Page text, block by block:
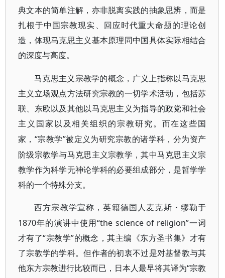
典文本的简单注解，亦非脱离实践的抽象思辨，而是
扎根于中国宗教现实、回应时代重大命题的理论创
造，体现马克思主义基本原理同中国具体实际相结合
的深度与高度。
马克思主义宗教学的概念，广义上指称以马克思
主义立场观点方法研究宗教的一切学术活动，包括苏
联、东欧以及其他以马克思主义为指导的政党和社会
主义国家以及相关组织的宗教研究。而在这些国
家， “宗教学”被定义为研究宗教的诸学科，分为资产
阶级宗教学与马克思主义宗教学，其中马克思主义宗
教学作为科学无神论学科的必要组成部分，是哲学学
科的一个特殊分支。
西方宗教学宣称，英籍德国人麦克斯・缪勒于
1870年的演讲中使用“the science of religion”一词
才有了“宗教学”的概念，其主编《东方圣书集》才有
了宗教学的学科。但作者的初衷不过是对基督教与其
他东方宗教进行比较而已，日本人最早将其译为“宗教